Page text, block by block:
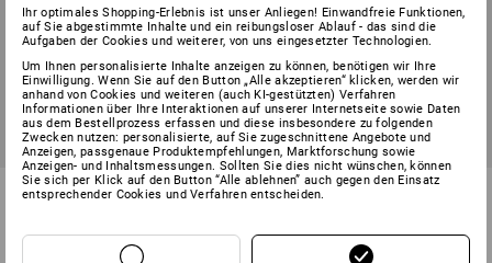
Messenger Bag e.s.motion ten
5 Farben
Handytasche e.s.roughtough
1 Farbe
Ihr optimales Shopping-Erlebnis ist unser Anliegen! Einwandfreie Funktionen,
auf Sie abgestimmte Inhalte und ein reibungsloser Ablauf - das sind die
Aufgaben der Cookies und weiterer, von uns eingesetzter Technologien.
Um Ihnen personalisierte Inhalte anzeigen zu können, benötigen wir Ihre
Einwilligung. Wenn Sie auf den Button „Alle akzeptieren“ klicken, werden wir
anhand von Cookies und weiteren (auch KI-gestützten) Verfahren
Informationen über Ihre Interaktionen auf unserer Internetseite sowie Daten
aus dem Bestellprozess erfassen und diese insbesondere zu folgenden
Zwecken nutzen: personalisierte, auf Sie zugeschnittene Angebote und
Anzeigen, passgenaue Produktempfehlungen, Marktforschung sowie
Anzeigen- und Inhaltsmessungen. Sollten Sie dies nicht wünschen, können
Sie sich per Klick auf den Button “Alle ablehnen” auch gegen den Einsatz
entsprechender Cookies und Verfahren entscheiden.